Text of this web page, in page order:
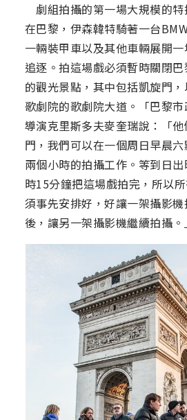
劇組拍攝的第一場大規模的
在巴黎，伊森韓特騎著一台
一輛裝甲車以及其他車輛展開
追逐。拍這場戲必須暫時關閉
的觀光景點，其中包括凱旋門
歌劇院的歌劇院大道。「巴黎市
導演克里斯多夫麥奎瑞說：「
門，我們可以在一個周日早晨
兩個小時的拍攝工作。等到日
時15分鐘把這場戲拍完，所以
須事先安排好，好讓一架攝影
後，讓另一架攝影機繼續拍攝。